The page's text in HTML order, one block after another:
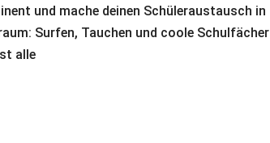
und mache deinen Schüleraustausch in
Surfen, Tauchen und coole Schulfächer
alle